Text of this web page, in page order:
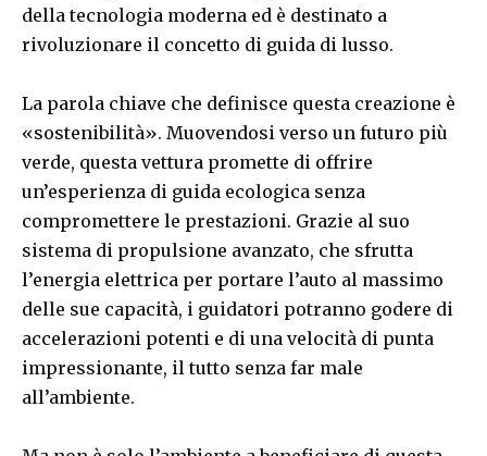
della tecnologia moderna ed è destinato a
rivoluzionare il concetto di guida di lusso.
La parola chiave che definisce questa creazione è
«sostenibilità». Muovendosi verso un futuro più
verde, questa vettura promette di offrire
un’esperienza di guida ecologica senza
compromettere le prestazioni. Grazie al suo
sistema di propulsione avanzato, che sfrutta
l’energia elettrica per portare l’auto al massimo
delle sue capacità, i guidatori potranno godere di
accelerazioni potenti e di una velocità di punta
impressionante, il tutto senza far male
all’ambiente.